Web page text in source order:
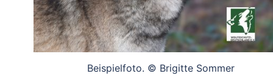
Beispielfoto. © Brigitte Sommer